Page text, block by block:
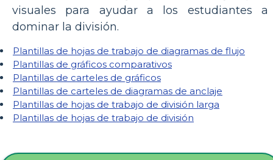
visuales para ayudar a los estudiantes a
dominar la división.
Plantillas de hojas de trabajo de diagramas de flujo
Plantillas de gráficos comparativos
Plantillas de carteles de gráficos
Plantillas de carteles de diagramas de anclaje
Plantillas de hojas de trabajo de división larga
Plantillas de hojas de trabajo de división